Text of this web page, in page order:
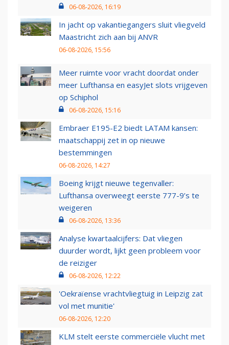
06-08-2026, 16:19
In jacht op vakantiegangers sluit vliegveld
Maastricht zich aan bij ANVR
06-08-2026, 15:56
Meer ruimte voor vracht doordat onder
meer Lufthansa en easyJet slots vrijgeven
op Schiphol
06-08-2026, 15:16
Embraer E195-E2 biedt LATAM kansen:
maatschappij zet in op nieuwe
bestemmingen
06-08-2026, 14:27
Boeing krijgt nieuwe tegenvaller:
Lufthansa overweegt eerste 777-9’s te
weigeren
06-08-2026, 13:36
Analyse kwartaalcijfers: Dat vliegen
duurder wordt, lijkt geen probleem voor
de reiziger
06-08-2026, 12:22
'Oekraïense vrachtvliegtuig in Leipzig zat
vol met munitie'
06-08-2026, 12:20
KLM stelt eerste commerciële vlucht met